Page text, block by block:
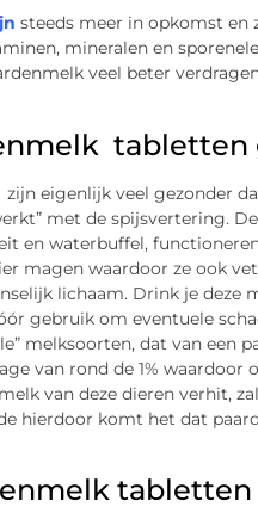
steeds meer in opkomst en
mineralen en
veel beter
tabletten
eigenlijk veel gezonder
met de spijsvertering.
en waterbuffel,
magen waardoor ze ook
lichaam. Drink je deze
gebruik om eventuele
melksoorten, dat van een
van rond de 1%
van deze dieren verhit,
hierdoor komt het dat